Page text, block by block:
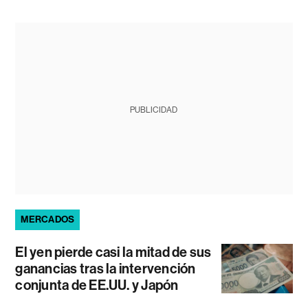
PUBLICIDAD
MERCADOS
El yen pierde casi la mitad de sus
ganancias tras la intervención
conjunta de EE.UU. y Japón